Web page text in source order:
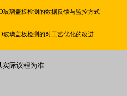
玻璃盖板检测的数据反馈与监控方式
玻璃盖板检测的对工艺优化的改进
际议程为准